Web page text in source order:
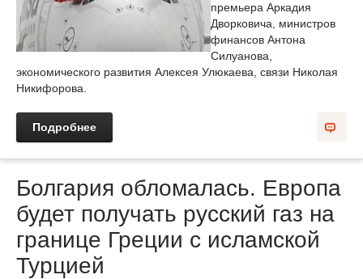
премьера Аркадия
Дворковича, министров
финансов Антона
Силуанова,
экономического развития Алексея Улюкаева, связи Николая
Никифорова.
Подробнее
Болгария обломалась. Европа
будет получать русский газ на
границе Греции с исламской
Турцией